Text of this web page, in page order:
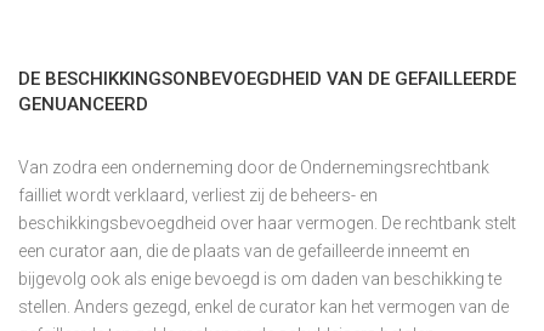
DE BESCHIKKINGSONBEVOEGDHEID VAN DE GEFAILLEERDE
GENUANCEERD
Van zodra een onderneming door de Ondernemingsrechtbank
failliet wordt verklaard, verliest zij de beheers- en
beschikkingsbevoegdheid over haar vermogen. De rechtbank stelt
een curator aan, die de plaats van de gefailleerde inneemt en
bijgevolg ook als enige bevoegd is om daden van beschikking te
stellen. Anders gezegd, enkel de curator kan het vermogen van de